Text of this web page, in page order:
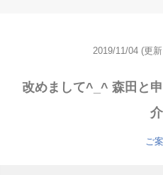
2019/11/04 (更
改めまして^_^ 森田と
ご